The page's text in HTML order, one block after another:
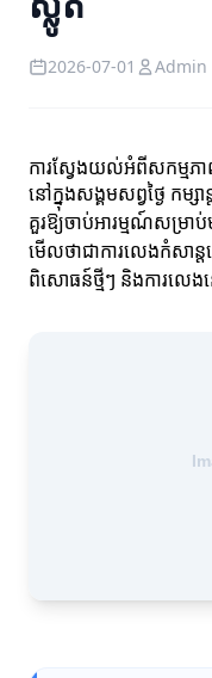
2026-07-01 Admin
ការស្វែងយល់អំពីសកម្មភា
នៅក្នុងសង្គមសព្វថ្ងៃ កម្ស
គួរឱ្យចាប់អារម្មណ៍សម្រាប់
មើលថាជាការលេងកំសាន្ត
ពិសោធន៍ថ្មីៗ និងការលេង